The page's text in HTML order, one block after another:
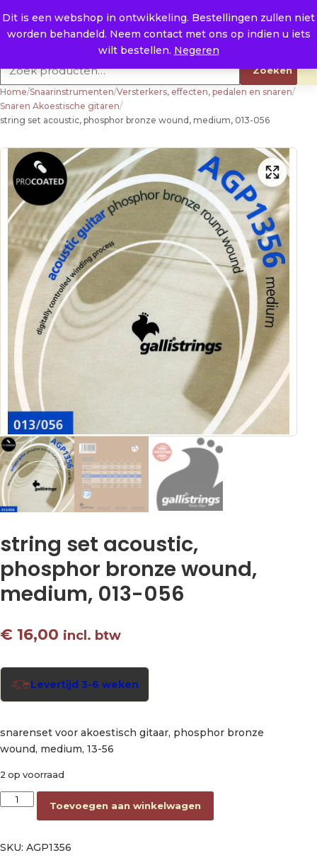
Dit is een webshop in ontwikkeling. Bestellingen zullen niet
worden behandeld. Neem contact met ons op indien u iets
wilt bestellen. Negeren
E. info@raysland.nl
Productcategorieën
Zoeken
Home/Snaarinstrumenten/Versterkers, effecten, pedalen en snaren/
Snaren Akoestische gitaren/
string set acoustic, phosphor bronze wound, medium, 013-056
string set acoustic,
phosphor bronze wound,
medium, 013-056
€ 16,00 incl. btw
Levertijd 3-6 weken
snarenset voor akoestisch gitaar, phosphor bronze
wound, medium, 13-56
2 op voorraad
string set acoustic, phosphor bronze wound, medium, 013-
Toevoegen aan winkelwagen
SKU: AGP1356